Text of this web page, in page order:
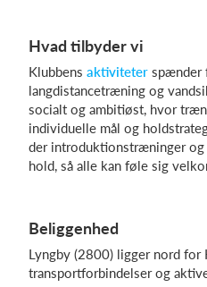
Hvad tilbyder vi
Klubbens aktiviteter spænder
langdistancetræning og
socialt og ambitiøst, hvor
individuelle mål og
der introduktionstræninger
hold, så alle kan føle sig
Beliggenhed
Lyngby (2800) ligger nord for
transportforbindelser og